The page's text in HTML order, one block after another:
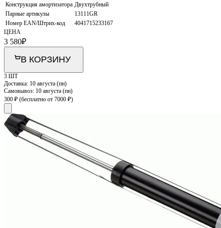
Конструкция амортизатора Двухтрубный
Парные артикулы
13111GR
Номер EAN/Штрих-код
4041715233167
ЦЕНА
3 580₽
В КОРЗИНУ
3 ШТ
Доставка: 10 августа (пн)
Самовывоз: 10 августа (пн)
300 ₽ (бесплатно от 7000 ₽)